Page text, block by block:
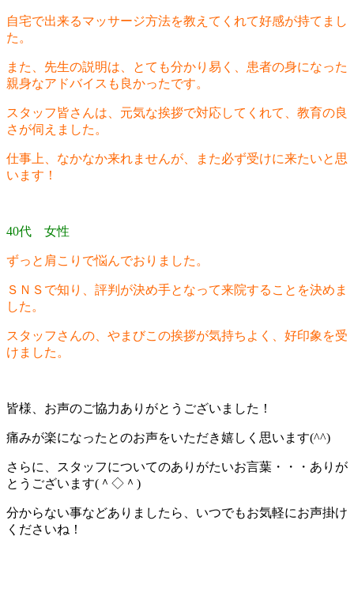
自宅で出来るマッサージ方法を教えてくれて好感が持てまし
た。
また、先生の説明は、とても分かり易く、患者の身になった
親身なアドバイスも良かったです。
スタッフ皆さんは、元気な挨拶で対応してくれて、教育の良
さが伺えました。
仕事上、なかなか来れませんが、また必ず受けに来たいと思
います！
40代 女性
ずっと肩こりで悩んでおりました。
ＳＮＳで知り、評判が決め手となって来院することを決めま
した。
スタッフさんの、やまびこの挨拶が気持ちよく、好印象を受
けました。
皆様、お声のご協力ありがとうございました！
痛みが楽になったとのお声をいただき嬉しく思います(^^)
さらに、スタッフについてのありがたいお言葉・・・ありが
とうございます(＾◇＾)
分からない事などありましたら、いつでもお気軽にお声掛け
くださいね！